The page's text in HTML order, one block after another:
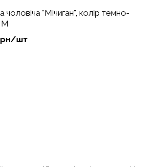
чоловіча "Мічиган", колір темно-
М
шт